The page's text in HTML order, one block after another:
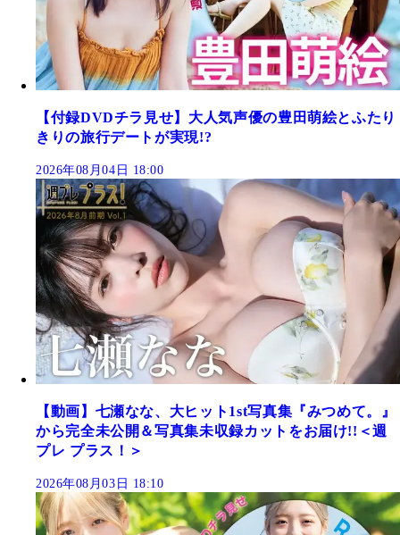
【付録DVDチラ見せ】大人気声優の豊田萌絵とふたり
きりの旅行デートが実現!?
2026年08月04日 18:00
【動画】七瀬なな、大ヒット1st写真集『みつめて。』
から完全未公開＆写真集未収録カットをお届け!!＜週
プレ プラス！＞
2026年08月03日 18:10